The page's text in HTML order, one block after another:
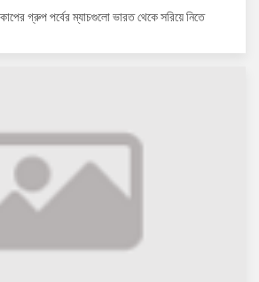
গ্রুপ পর্বের ম্যাচগুলো ভারত থেকে সরিয়ে নিতে